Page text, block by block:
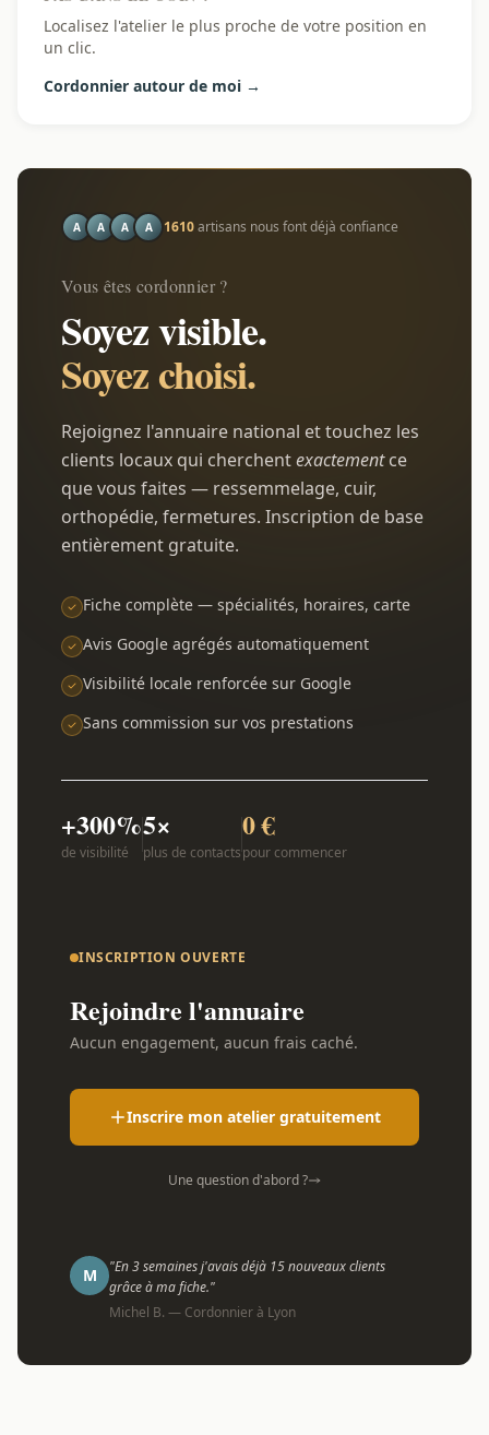
Localisez l'atelier le plus proche de votre position en
un clic.
Cordonnier autour de moi →
A A A A 1610artisans nous font déjà confiance
Vous êtes cordonnier ?
Soyez visible.
Soyez choisi.
Rejoignez l'annuaire national et touchez les
clients locaux qui cherchentexactementce
que vous faites — ressemmelage, cuir,
orthopédie, fermetures. Inscription de base
entièrement gratuite.
Fiche complète — spécialités, horaires, carte
Avis Google agrégés automatiquement
Visibilité locale renforcée sur Google
Sans commission sur vos prestations
+300%
de visibilité
5×
plus de contacts
0 €
pour commencer
INSCRIPTION OUVERTE
Rejoindre l'annuaire
Aucun engagement, aucun frais caché.
Inscrire mon atelier gratuitement
Une question d'abord ?
M
"En 3 semaines j'avais déjà 15 nouveaux clients
grâce à ma fiche."
Michel B. — Cordonnier à Lyon